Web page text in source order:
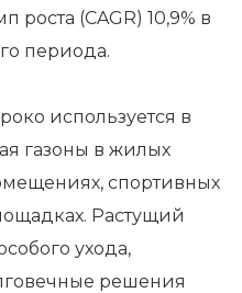
роста (CAGR) 10,9% в
периода.
используется в
газоны в жилых
спортивных
Растущий
ухода,
решения